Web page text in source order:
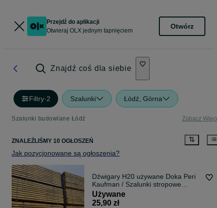
Przejdź do aplikacji
Otwieraj OLX jednym tapnięciem
Otwórz
Znajdź coś dla siebie
Filtry·2 Szalunki Łódź, Górna
Szalunki budowlane Łódź Zobacz
ZNALEŹLIŚMY 10 OGŁOSZEŃ
Jak pozycjonowane są ogłoszenia?
Dźwigary H20 używane Doka Peri
Kaufman / Szalunki stropowe
używane / NAJLEPSZE CENY !
Używane
25,90 zł